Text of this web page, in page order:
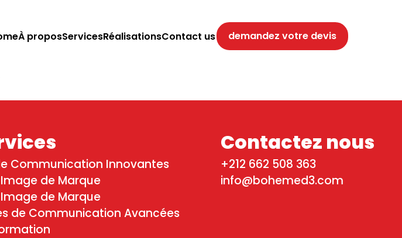
À proposServicesRéalisationsContact us demandez votre devis
Communication Innovantes
de Marque
de Marque
de Communication Avancées
Contactez nous
+212 662 508 363
info@bohemed3.com